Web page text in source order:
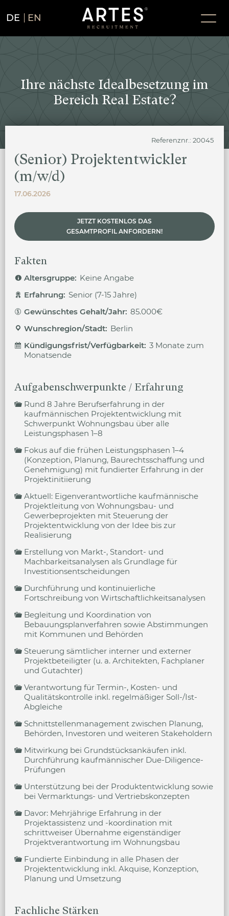
DE EN
Ihre nächste Idealbesetzung im
Bereich Real Estate?
(Senior) Projektentwickler
(m/w/d)
Referenznr.: 20045
17.06.2026
JETZT KOSTENLOS DAS
GESAMTPROFIL ANFORDERN!
Fakten
Altersgruppe: Keine Angabe
Erfahrung: Senior (7-15 Jahre)
Gewünschtes Gehalt/Jahr: 85.000€
Wunschregion/Stadt: Berlin
Kündigungsfrist/Verfügbarkeit: 3 Monate zum
Monatsende
Aufgabenschwerpunkte / Erfahrung
Rund 8 Jahre Berufserfahrung in der
kaufmännischen Projektentwicklung mit
Schwerpunkt Wohnungsbau über alle
Leistungsphasen 1–8
Fokus auf die frühen Leistungsphasen 1–4
(Konzeption, Planung, Baurechtsschaffung und
Genehmigung) mit fundierter Erfahrung in der
Projektinitiierung
Aktuell: Eigenverantwortliche kaufmännische
Projektleitung von Wohnungsbau- und
Gewerbeprojekten mit Steuerung der
Projektentwicklung von der Idee bis zur
Realisierung
Erstellung von Markt-, Standort- und
Machbarkeitsanalysen als Grundlage für
Investitionsentscheidungen
Durchführung und kontinuierliche
Fortschreibung von Wirtschaftlichkeitsanalysen
Begleitung und Koordination von
Bebauungsplanverfahren sowie Abstimmungen
mit Kommunen und Behörden
Steuerung sämtlicher interner und externer
Projektbeteiligter (u. a. Architekten, Fachplaner
und Gutachter)
Verantwortung für Termin-, Kosten- und
Qualitätskontrolle inkl. regelmäßiger Soll-/Ist-
Abgleiche
Schnittstellenmanagement zwischen Planung,
Behörden, Investoren und weiteren Stakeholdern
Mitwirkung bei Grundstücksankäufen inkl.
Durchführung kaufmännischer Due-Diligence-
Prüfungen
Unterstützung bei der Produktentwicklung sowie
bei Vermarktungs- und Vertriebskonzepten
Davor: Mehrjährige Erfahrung in der
Projektassistenz und -koordination mit
schrittweiser Übernahme eigenständiger
Projektverantwortung im Wohnungsbau
Fundierte Einbindung in alle Phasen der
Projektentwicklung inkl. Akquise, Konzeption,
Planung und Umsetzung
Fachliche Stärken